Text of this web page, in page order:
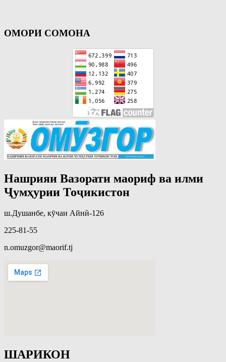
ОМОРИ СОМОНА
Нашрияи Вазорати маориф ва илми
Ҷумҳурии Тоҷикистон
ш.Душанбе, кӯчаи Айнӣ-126
225-81-55
n.omuzgor@maorif.tj
ШАРИКОН